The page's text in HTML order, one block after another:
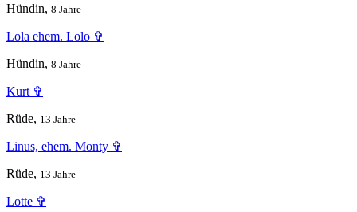
Hündin, 8 Jahre
Lola ehem. Lolo ✞
Hündin, 8 Jahre
Kurt ✞
Rüde, 13 Jahre
Linus, ehem. Monty ✞
Rüde, 13 Jahre
Lotte ✞